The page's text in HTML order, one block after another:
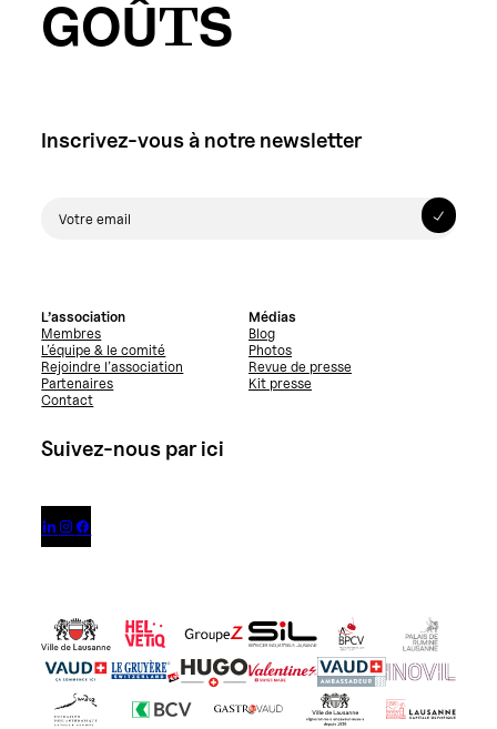
GOÛTS
Inscrivez-vous à notre newsletter
L’association
Membres
L’équipe & le comité
Rejoindre l’association
Partenaires
Contact
Médias
Blog
Photos
Revue de presse
Kit presse
Suivez-nous par ici
  